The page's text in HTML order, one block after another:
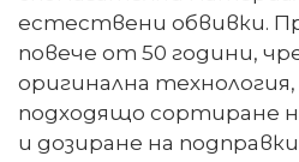
естествени обвивки.
повече от 50 години,
оригинална
подходящо сортиране
и дозиране на